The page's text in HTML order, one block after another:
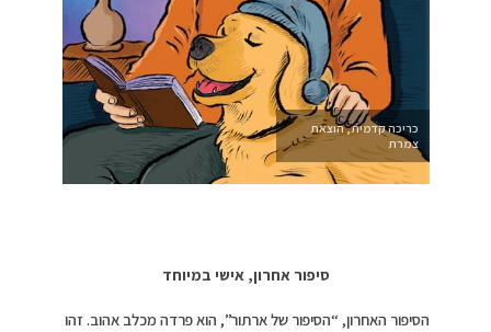
כריכה קדמית, הוצאת
צמרת
סיפור אחרון, אישי במיוחד
הסיפור האחרון, “הסיפור של ארתור”, הוא פרדה מכלב אהוב. זהו